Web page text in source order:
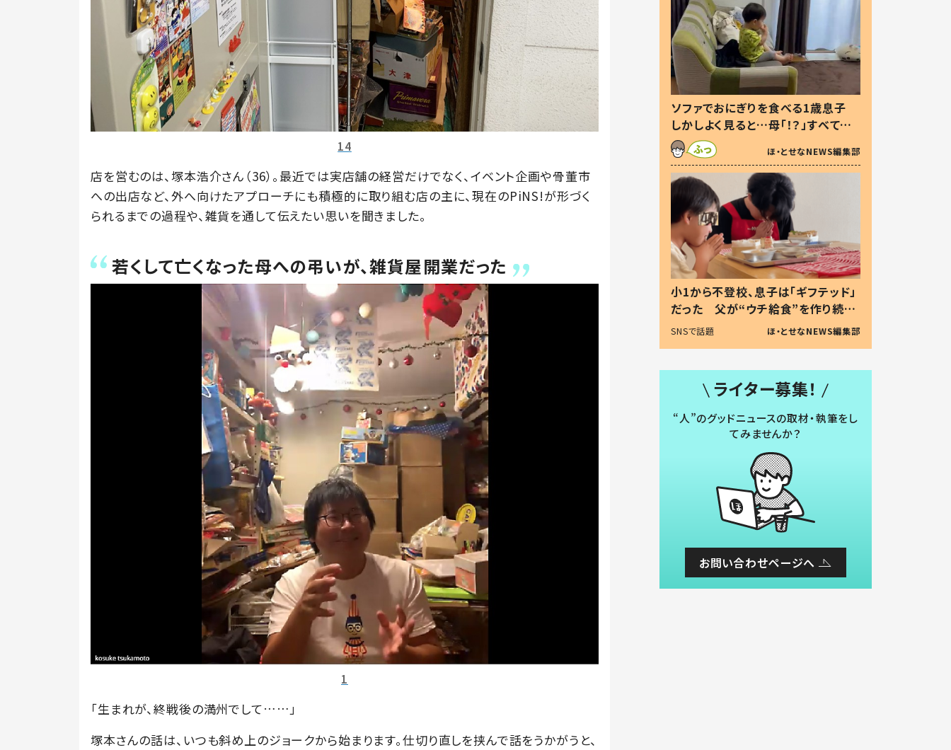
14
店を営むのは、塚本浩介さん（36）。最近では実店舗の経営だけでなく、イベント企画や骨董市
への出店など、外へ向けたアプローチにも積極的に取り組む店の主に、現在のPiNS!が形づく
られるまでの過程や、雑貨を通して伝えたい思いを聞きました。
若くして亡くなった母への弔いが、雑貨屋開業だった
1
「生まれが、終戦後の満州でして……」
塚本さんの話は、いつも斜め上のジョークから始まります。仕切り直しを挟んで話をうかがうと、
ソファでおにぎりを食べる1歳息子
しかしよく見ると…母「！？」すべてを
察した母の投稿に「可愛いから許
す！」「現行犯〜」
ほ・とせなNEWS編集部
小1から不登校、息子は「ギフテッド」
だった 父が“ウチ給食”を作り続け
る理由とは #令和の親 #令和の子
SNSで話題 ほ・とせなNEWS編集部
ライター募集！
“人”のグッドニュースの取材・執筆をし
てみませんか？
お問い合わせページへ